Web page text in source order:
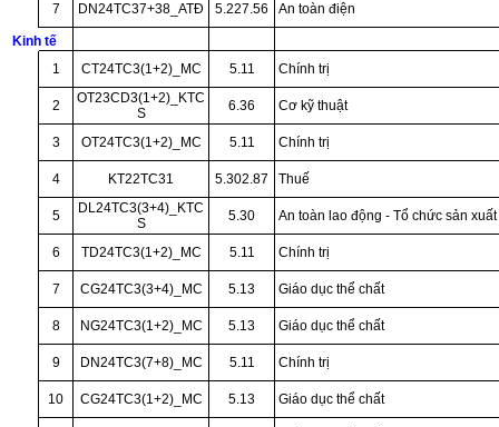
7 DN24TC37+38_ATĐ 5.227.56 An toàn điện
Kinh tế
1
CT24TC3(1+2)_MC 5.11 Chính trị
2
OT23CD3(1+2)_KTC
S
6.36 Cơ kỹ thuật
3 OT24TC3(1+2)_MC 5.11 Chính trị
4 KT22TC31 5.302.87 Thuế
5
DL24TC3(3+4)_KTC
S
5.30 An toàn lao động - Tổ chức sản xuất
6 TD24TC3(1+2)_MC 5.11 Chính trị
7 CG24TC3(3+4)_MC 5.13 Giáo dục thể chất
8 NG24TC3(1+2)_MC 5.13 Giáo dục thể chất
9 DN24TC3(7+8)_MC 5.11 Chính trị
10 CG24TC3(1+2)_MC 5.13 Giáo dục thể chất